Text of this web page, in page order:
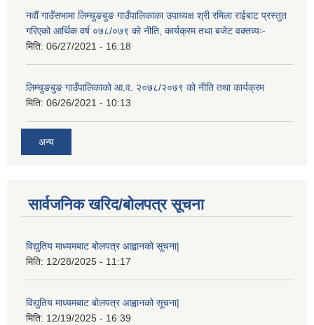
नवौं गाउँसभामा लिम्चुङबुङ गाउँपालिकाका उपाध्यक्ष श्री रमिला राईबाट प्रस्तुत
गरिएको आर्थिक वर्ष ०७८/०७९ को नीति, कार्यक्रम तथा बजेट वक्तव्यः-
मिति: 06/27/2021 - 16:18
लिम्चुङबुङ गाउँपालिकाको आ.व. २०७८/२०७९ को नीति तथा कार्यक्रम
मिति: 06/26/2021 - 10:13
अन्य
सार्वजनिक खरिद/बोलपत्र सूचना
विद्युतिय माध्यमबाट बोलपत्र आह्वानको सूचना|
मिति: 12/28/2025 - 11:17
विद्युतिय माध्यमबाट बोलपत्र आह्वानको सूचना|
मिति: 12/19/2025 - 16:39